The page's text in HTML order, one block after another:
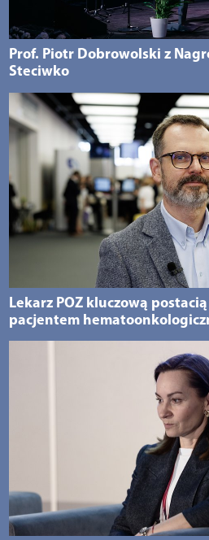
Prof. Piotr Dobrowolski z
Steciwko
Lekarz POZ kluczową
pacjentem